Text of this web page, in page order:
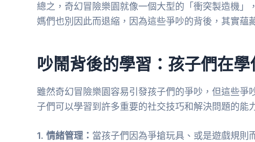
總之，奇幻冒險樂園就像一個大型的「衝突製造機」
媽們也別因此而退縮，因為這些爭吵的背後，其實蘊
吵鬧背後的學習：孩子們在學
雖然奇幻冒險樂園容易引發孩子們的爭吵，但這些
子們可以學習到許多重要的社交技巧和解決問題的能
1. 情緒管理： 當孩子們因為爭搶玩具、或是遊戲規則